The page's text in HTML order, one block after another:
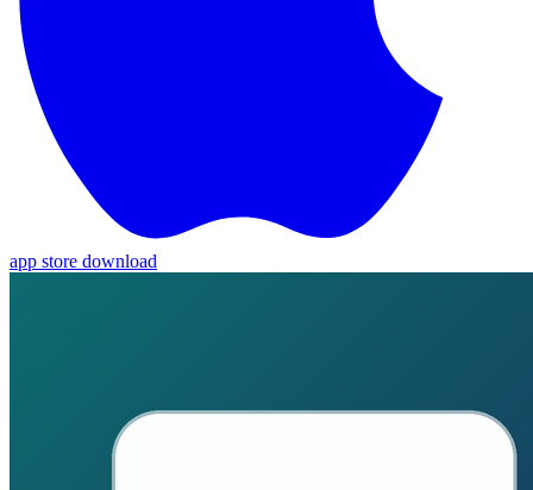
app store download